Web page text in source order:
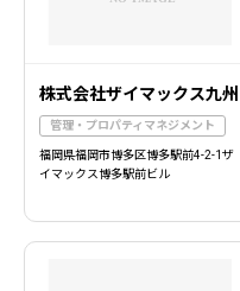
株式会社ザイマックス九州
管理・プロパティマネジメント
福岡県福岡市博多区博多駅前4-2-1ザ
イマックス博多駅前ビル